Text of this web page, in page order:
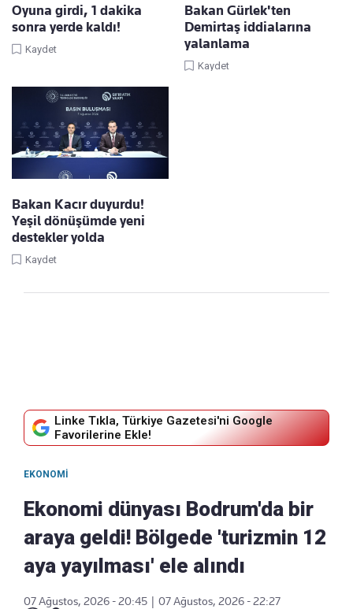
Oyuna girdi, 1 dakika
sonra yerde kaldı!
Kaydet
Bakan Gürlek'ten
Demirtaş iddialarına
yalanlama
Kaydet
Bakan Kacır duyurdu!
Yeşil dönüşümde yeni
destekler yolda
Kaydet
Linke Tıkla, Türkiye Gazetesi'ni Google
Favorilerine Ekle!
EKONOMI
Ekonomi dünyası Bodrum'da bir
araya geldi! Bölgede 'turizmin 12
aya yayılması' ele alındı
07 Ağustos, 2026 - 20:45
07 Ağustos, 2026 - 22:27